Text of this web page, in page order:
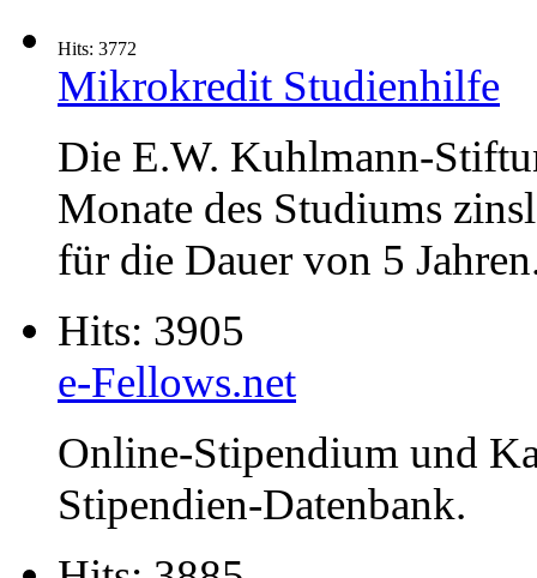
Hits: 3772
Mikrokredit Studienhilfe
Die E.W. Kuhlmann-
Monate des Studiums
für die Dauer von 5
Hits: 3905
e-Fellows.net
Online-Stipendium und
Stipendien-Datenbank.